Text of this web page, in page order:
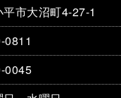
市大沼町4-27-1
0811
0045